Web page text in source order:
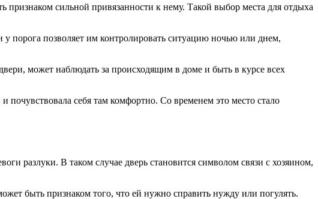
признаком сильной привязанности к нему. Такой выбор места для отдыха
позволяет им контролировать ситуацию ночью или днем,
может наблюдать за происходящим в доме и быть в курсе всех
себя там комфортно. Со временем это место стало
разлуки. В таком случае дверь становится символом связи с хозяином,
быть признаком того, что ей нужно справить нужду или погулять.